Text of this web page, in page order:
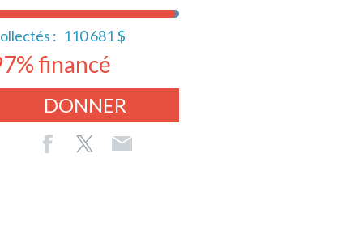
: 110 681 $
financé
DONNER